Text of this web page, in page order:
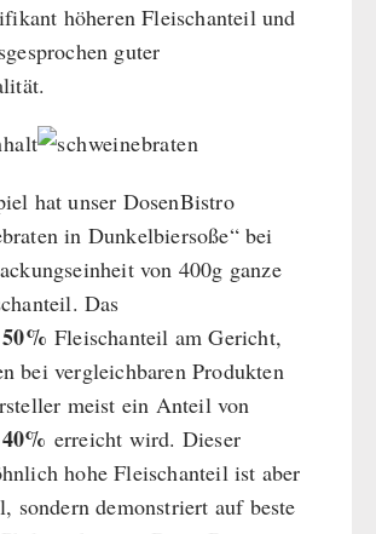
höheren Fleischanteil und
guter
hat unser DosenBistro
in Dunkelbiersoße“ bei
von 400g ganze
Das
50% Fleischanteil am Gericht,
bei vergleichbaren Produkten
meist ein Anteil von
40% erreicht wird. Dieser
hohe Fleischanteil ist aber
sondern demonstriert auf beste